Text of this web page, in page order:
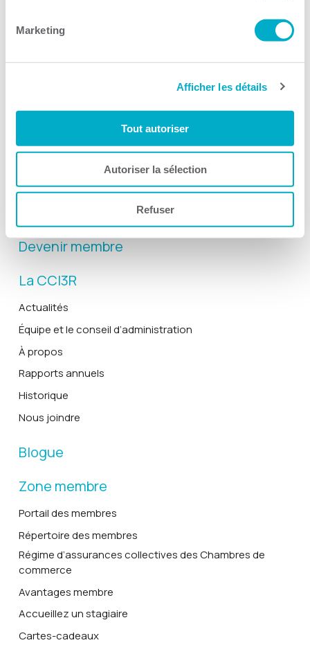
Marketing
Afficher les détails
Tout autoriser
Autoriser la sélection
Refuser
Gala Radisson
Solutions RH
Devenir membre
La CCI3R
Actualités
Équipe et le conseil d’administration
À propos
Rapports annuels
Historique
Nous joindre
Blogue
Zone membre
Portail des membres
Répertoire des membres
Régime d’assurances collectives des Chambres de
commerce
Avantages membre
Accueillez un stagiaire
Cartes-cadeaux